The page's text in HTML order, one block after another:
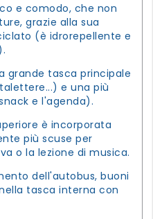
e comodo, che non
grazie alla sua
(è idrorepellente e
grande tasca principale
e una più
e l'agenda).
è incorporata
più scuse per
o la lezione di musica.
dell'autobus, buoni
tasca interna con